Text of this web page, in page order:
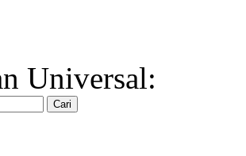
Universal: